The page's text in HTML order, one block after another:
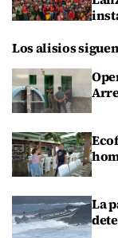
Los alisios
La